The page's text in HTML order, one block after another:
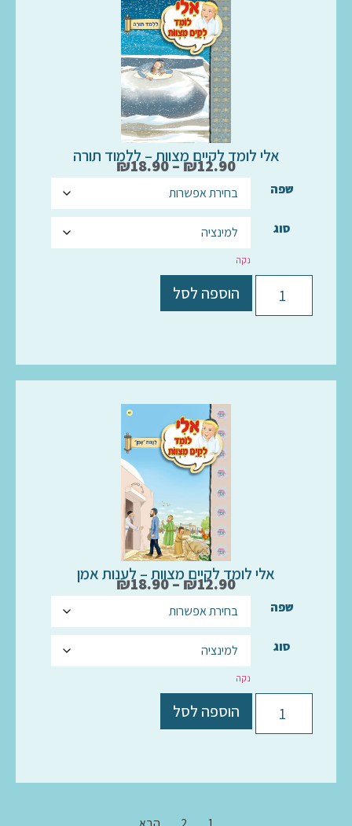
אלי לומד לקיים מצוות – ללמוד תורה
₪12.90
–
₪18.90
שפה
סוג
נקה
הוספה לסל
אלי לומד לקיים מצוות – לענות אמן
₪12.90
–
₪18.90
שפה
סוג
נקה
הוספה לסל